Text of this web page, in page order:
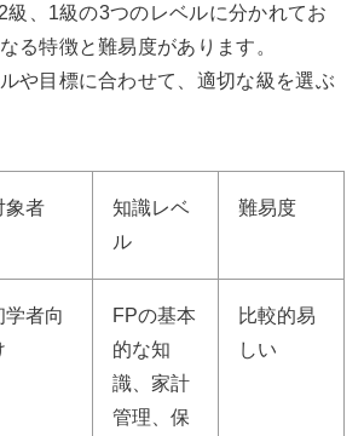
級、1級の3つのレベルに分かれてお
る特徴と難易度があります。
や目標に合わせて、適切な級を選ぶ
象者
知識レベ
ル
難易度
学者向
FPの基本
的な知
識、家計
管理、保
比較的易
しい